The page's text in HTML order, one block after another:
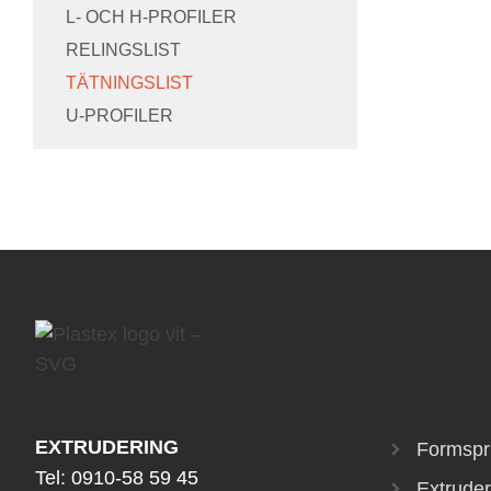
L- OCH H-PROFILER
RELINGSLIST
TÄTNINGSLIST
U-PROFILER
EXTRUDERING
Tel: 0910-58 59 45